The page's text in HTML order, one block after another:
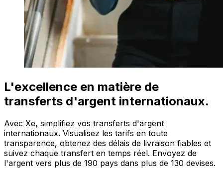
L'excellence en matière de
transferts d'argent internationaux.
Avec Xe, simplifiez vos transferts d'argent
internationaux. Visualisez les tarifs en toute
transparence, obtenez des délais de livraison fiables et
suivez chaque transfert en temps réel. Envoyez de
l'argent vers plus de 190 pays dans plus de 130 devises.